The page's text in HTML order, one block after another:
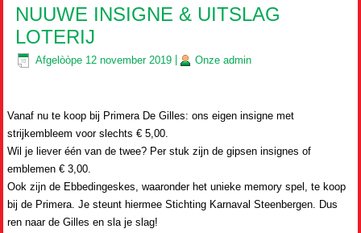
NUUWE INSIGNE & UITSLAG
LOTERIJ
Afgelòòpe 12 november 2019 Onze admin
Vanaf nu te koop bij Primera De Gilles: ons eigen insigne met
strijkembleem voor slechts € 5,00.
Wil je liever één van de twee? Per stuk zijn de gipsen insignes of
emblemen € 3,00.
Ook zijn de Ebbedingeskes, waaronder het unieke memory spel, te koop
bij de Primera. Je steunt hiermee Stichting Karnaval Steenbergen. Dus
ren naar de Gilles en sla je slag!